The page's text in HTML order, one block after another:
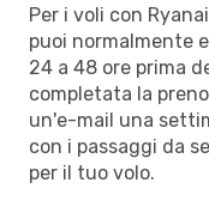
Per i voli con
puoi normalmente
24 a 48 ore prima
completata la
un'e-mail una
con i passaggi da
per il tuo volo.